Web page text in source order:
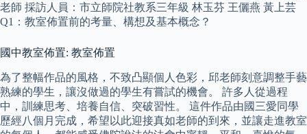
老師 採訪人員：市立師院社教系三年級 林玉芬 王儷燕 黃上芸
Q1：教室佈置前的考量、構想及基本概念？
國中教室佈置: 教室佈置
為了整幅作品的風格，不致凸顯個人色彩，邱老師刻意調整手藝
熟練的學生，讓沒做過的學生有嘗試的機會。 許多人從過程
中，訓練思考、培養自信、突破習性。 這件作品由國三愛同學
歷經八個月完成，希望以此迎接真如老師的到來，並讓走進教室